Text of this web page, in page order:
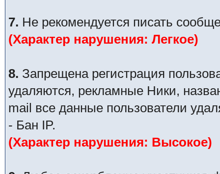
7. Не рекомендуется писать
(Характер нарушения: Легкое)
8. Запрещена регистрация
удаляются, рекламные Ники,
mail все данные пользователи
- Бан IP.
(Характер нарушения: Высокое)